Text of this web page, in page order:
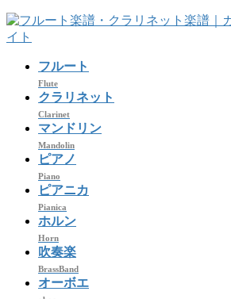
コ
ン
ナ
ビ
フルート
Flute
クラリネット
Clarinet
マンドリン
Mandolin
ピアノ
Piano
ピアニカ
Pianica
ホルン
Horn
吹奏楽
BrassBand
オーボエ